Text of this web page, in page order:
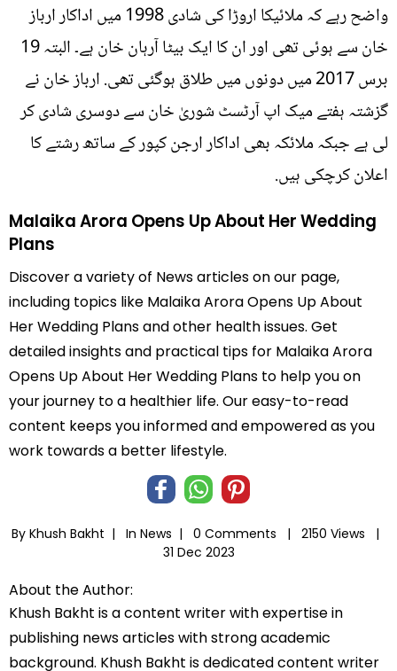
واضح رہے کہ ملائیکا اروڑا کی شادی 1998 میں اداکار ارباز
خان سے ہوئی تھی اور ان کا ایک بیٹا آرہان خان ہے۔ البتہ 19
برس 2017 میں دونوں میں طلاق ہوگئی تھی. ارباز خان نے
گزشتہ ہفتے میک اپ آرٹسٹ شوریٰ خان سے دوسری شادی کر
لی ہے جبکہ ملائکہ بھی اداکار ارجن کپور کے ساتھ رشتے کا
اعلان کرچکی ہیں.
Malaika Arora Opens Up About Her Wedding
Plans
Discover a variety of News articles on our page,
including topics like Malaika Arora Opens Up About
Her Wedding Plans and other health issues. Get
detailed insights and practical tips for Malaika Arora
Opens Up About Her Wedding Plans to help you on
your journey to a healthier life. Our easy-to-read
content keeps you informed and empowered as you
work towards a better lifestyle.
By Khush Bakht | In News | 0 Comments |
2150 Views |
31 Dec 2023
About the Author:
Khush Bakht is a content writer with expertise in
publishing news articles with strong academic
background. Khush Bakht is dedicated content writer